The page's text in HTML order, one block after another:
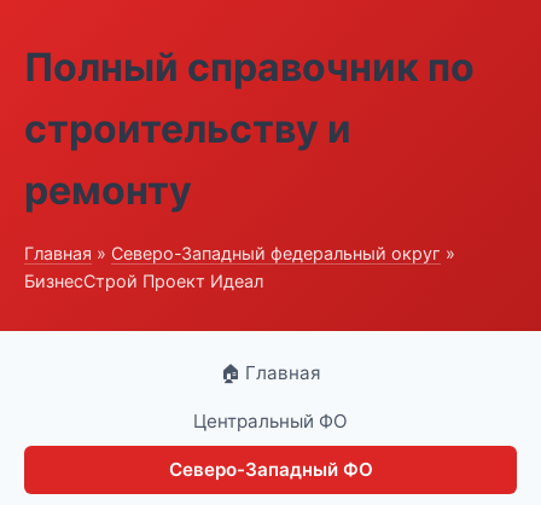
Полный справочник по
строительству и
ремонту
Главная » Северо-Западный федеральный округ »
БизнесСтрой Проект Идеал
🏠 Главная
Центральный ФО
Северо-Западный ФО